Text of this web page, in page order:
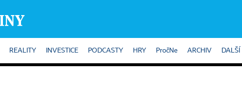
REALITY INVESTICE PODCASTY HRY PročNe ARCHIV DALŠÍ